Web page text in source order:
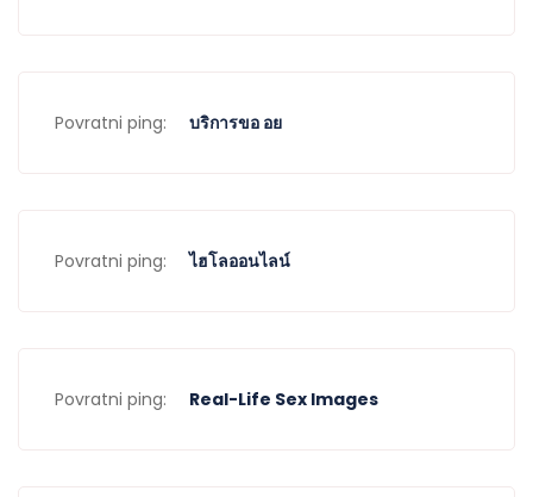
Povratni ping: บริการขอ อย
Povratni ping: ไฮโลออนไลน์
Povratni ping: Real-Life Sex Images